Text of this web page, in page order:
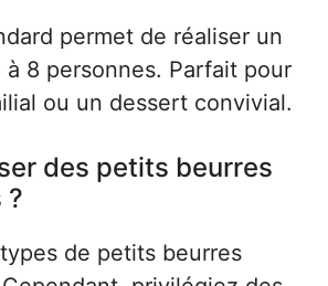
permet de réaliser un
à 8 personnes. Parfait pour
ou un dessert convivial.
des petits beurres
?
de petits beurres